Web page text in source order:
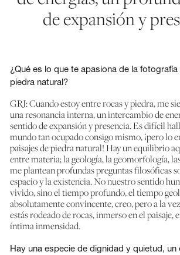
de expansión y
¿Qué es lo que te apasiona de la
piedra natural?
GRJ: Cuando estoy entre rocas y piedra, me
una resonancia interna, un intercambio de
sentido de expansión y presencia. Es difícil
mundo tan ocupado consigo mismo, ¡pero lo
paisajes de piedra natural! Hay un equilibrio
entre materia; la geología, la geomorfología,
me plantean profundas preguntas filosóficas
espacio y la existencia. No nuestro sentido
vivido, sino el tiempo profundo, el tiempo
absolutamente convincente, creo, pero a la
estás rodeado de rocas, inmerso en el paisaje,
íntima inmensidad.
Hay una especie de dignidad y quietud,